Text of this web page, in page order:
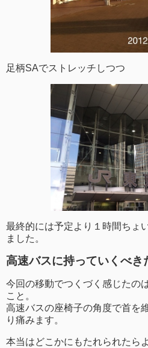
足柄SAでストレッチしつつ
最終的には予定より１時間ちょ
ました。
高速バスに持っていくべき
今回の移動でつくづく感じたの
こと。
高速バスの座椅子の角度で首を
り痛みます。
本当はどこかにもたれられたら